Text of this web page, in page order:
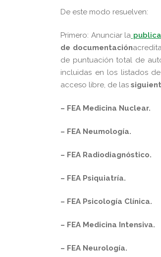
De este modo resuelven:
Primero: Anunciar la
de documentación
de puntuación total de
incluidas en los listados
acceso libre, de las
– FEA Medicina Nuclear.
– FEA Neumología.
– FEA Radiodiagnóstico.
– FEA Psiquiatría.
– FEA Psicología Clínica.
– FEA Medicina Intensiva.
– FEA Neurología.